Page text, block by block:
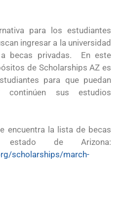
para los estudiantes
ingresar a la universidad
becas privadas. En este
de Scholarships AZ es
para que puedan
sus estudios
encuentra la lista de becas
de Arizona:
scholarships/march-